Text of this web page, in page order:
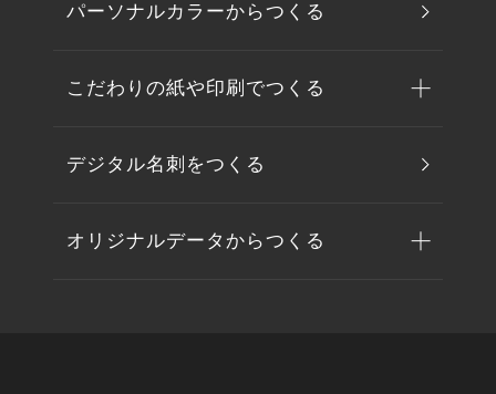
パーソナルカラーからつくる
こだわりの紙や印刷でつくる
デジタル名刺をつくる
オリジナルデータからつくる